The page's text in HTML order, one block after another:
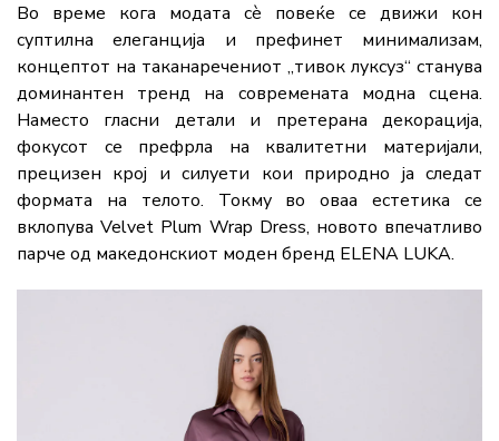
Во време кога модата сè повеќе се движи кон
суптилна елеганција и префинет минимализам,
концептот на таканаречениот „тивок луксуз“ станува
доминантен тренд на современата модна сцена.
Наместо гласни детали и претерана декорација,
фокусот се префрла на квалитетни материјали,
прецизен крој и силуети кои природно ја следат
формата на телото. Токму во оваа естетика се
вклопува Velvet Plum Wrap Dress, новото впечатливо
парче од македонскиот моден бренд ELENA LUKA.